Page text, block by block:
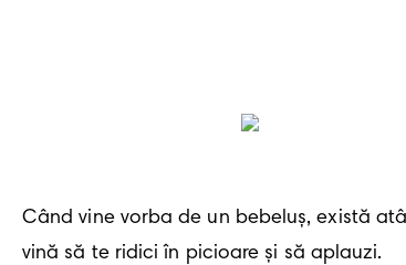
Când vine vorba de un bebeluș, există
vină să te ridici în picioare și să aplauzi.